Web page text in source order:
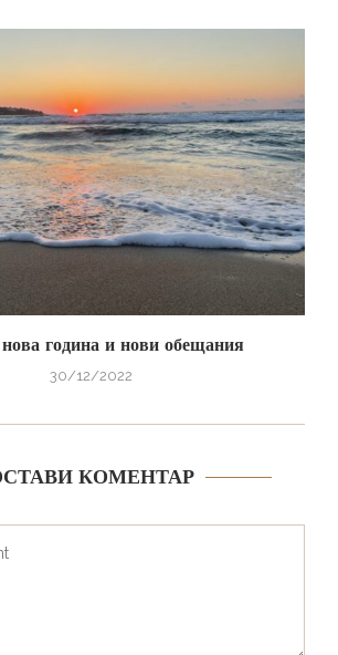
година и нови обещания
30/12/2022
КОМЕНТАР